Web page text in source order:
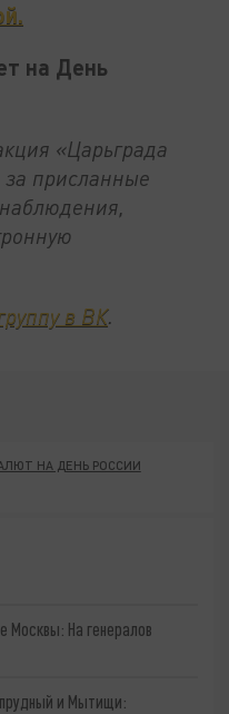
на День
«Царьграда
за присланные
в ВК.
НА ДЕНЬ РОССИИ
Москвы: На генералов
и Мытищи: